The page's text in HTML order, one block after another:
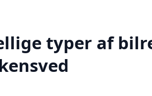
typer af